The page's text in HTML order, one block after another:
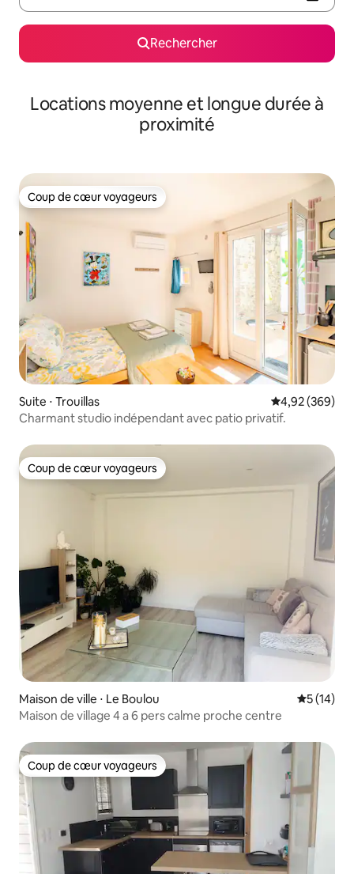
Rechercher
Locations moyenne et longue durée à
proximité
Coup de cœur voyageurs
Coup de cœur voyageurs
Suite ⋅ Trouillas Évaluation
4,92 (369)
Charmant studio indépendant avec patio privatif.
Coup de cœur voyageurs
Coup de cœur voyageurs
Maison de ville ⋅ Le Boulou
5 (14)
Maison de village 4 a 6 pers calme proche centre
Coup de cœur voyageurs
Coup de cœur voyageurs